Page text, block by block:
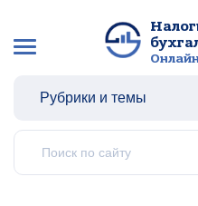
Рубрики и темы